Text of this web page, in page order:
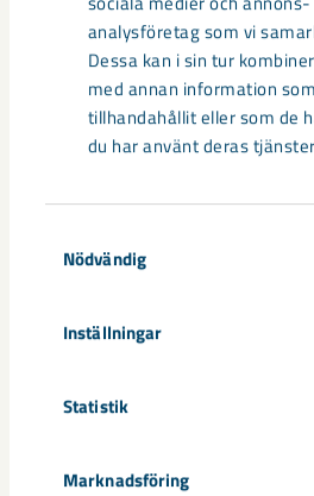
analysföretag som vi
Dessa kan i sin tur
med annan information
tillhandahållit eller som de
du har använt deras
Nödvändig
Inställningar
Statistik
Marknadsföring
Så kan humanoida
säkerheten i
Utvecklingen av humanoida
robotar med armar och ben, går
tekniken blir alltmer avancerad ...
Nytt sovringsverk